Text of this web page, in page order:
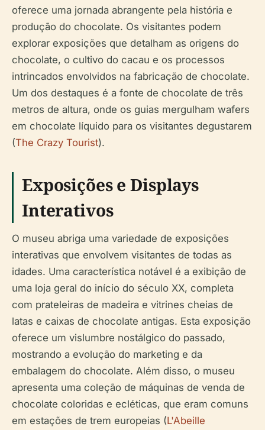
oferece uma jornada abrangente pela história e
produção do chocolate. Os visitantes podem
explorar exposições que detalham as origens do
chocolate, o cultivo do cacau e os processos
intrincados envolvidos na fabricação de chocolate.
Um dos destaques é a fonte de chocolate de três
metros de altura, onde os guias mergulham wafers
em chocolate líquido para os visitantes degustarem
(The Crazy Tourist).
Exposições e Displays
Interativos
O museu abriga uma variedade de exposições
interativas que envolvem visitantes de todas as
idades. Uma característica notável é a exibição de
uma loja geral do início do século XX, completa
com prateleiras de madeira e vitrines cheias de
latas e caixas de chocolate antigas. Esta exposição
oferece um vislumbre nostálgico do passado,
mostrando a evolução do marketing e da
embalagem do chocolate. Além disso, o museu
apresenta uma coleção de máquinas de venda de
chocolate coloridas e ecléticas, que eram comuns
em estações de trem europeias (L'Abeille